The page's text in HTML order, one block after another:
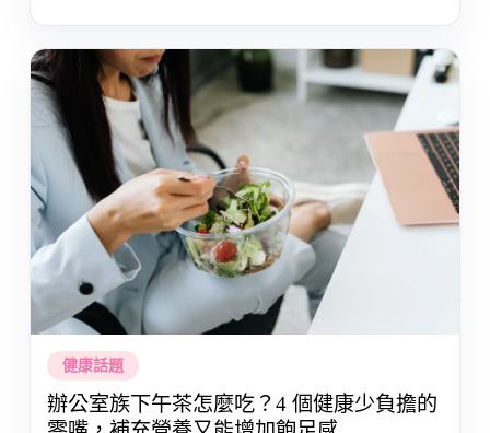
健康話題
辦公室族下午茶怎麼吃？4 個健康少負擔的